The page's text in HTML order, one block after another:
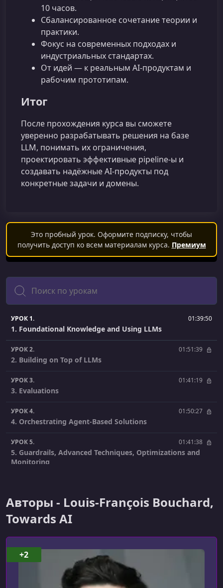
10 часов.
Сбалансированное сочетание теории и
практики.
Фокус на современных подходах и
индустриальных стандартах.
От идей — к реальным AI‑продуктам и
рабочим прототипам.
Итог
После прохождения курса вы сможете
уверенно разрабатывать решения на базе
LLM, понимать их ограничения,
проектировать эффективные pipeline‑ы и
создавать надёжные AI‑продукты под
конкретные задачи и домены.
Это пробный урок. Оформите подписку, чтобы
получить доступ ко всем материалам курса. Премиум
Поиск
УРОК 1. 01:39:50
1. Foundational Knowledge and Using LLMs
УРОК 2. 01:51:39
2. Building on Top of LLMs
УРОК 3. 01:41:19
3. Evaluations
УРОК 4. 01:50:27
4. Orchestrating Agent-Based Solutions
УРОК 5. 01:41:38
5. Guardrails, Advanced Techniques, Optimizations and
Monitoring
Авторы - Louis-François Bouchard,
Towards AI
+2